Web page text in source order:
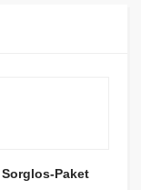
Paket